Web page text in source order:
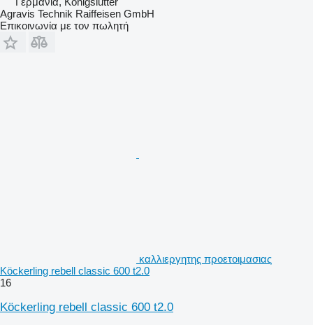
Agravis Technik Raiffeisen GmbH
Επικοινωνία με τον πωλητή
καλλιεργητης προετοιμασιας
Köckerling rebell classic 600 t2.0
16
Köckerling rebell classic 600 t2.0